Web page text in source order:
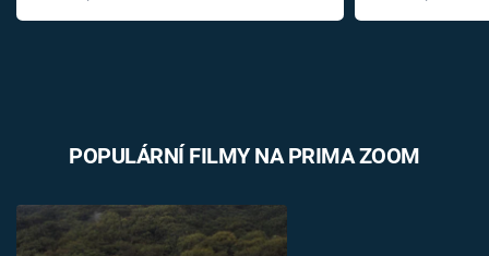
POPULÁRNÍ FILMY NA PRIMA ZOOM